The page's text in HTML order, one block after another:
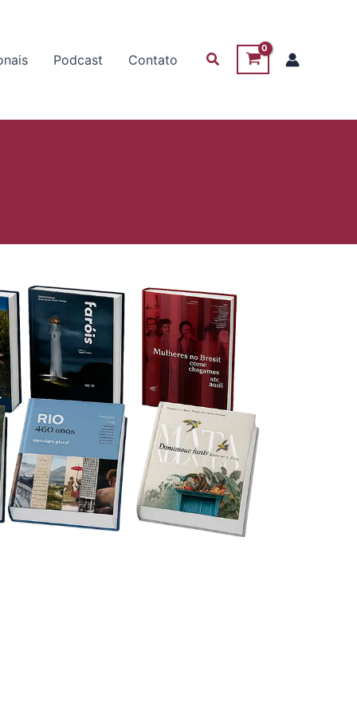
Podcast Contato Pesquisar